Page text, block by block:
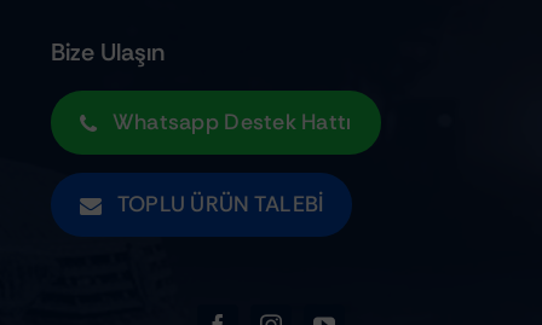
Bize Ulaşın
Whatsapp Destek Hattı
TOPLU ÜRÜN TALEBI